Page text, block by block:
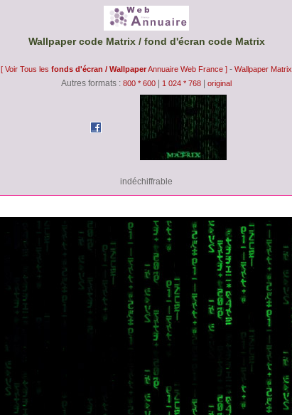
Wallpaper code Matrix / fond d'écran code Matrix
[ Voir Tous les fonds d'écran / WallpaperAnnuaire Web France ] - Wallpaper Matrix
Autres formats : 800 * 600 1 024 * 768 original
indéchiffrable